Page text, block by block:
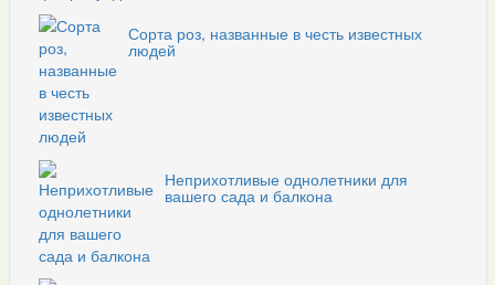
Сорта роз, названные в честь известных
людей
Неприхотливые однолетники для
вашего сада и балкона